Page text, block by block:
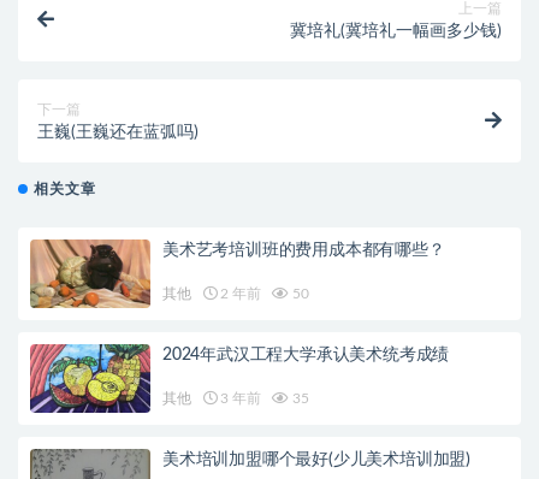
上一篇
冀培礼(冀培礼一幅画多少钱)
下一篇
王巍(王巍还在蓝弧吗)
相关文章
美术艺考培训班的费用成本都有哪些？
其他 2 年前 50
2024年武汉工程大学承认美术统考成绩
其他 3 年前 35
美术培训加盟哪个最好(少儿美术培训加盟)